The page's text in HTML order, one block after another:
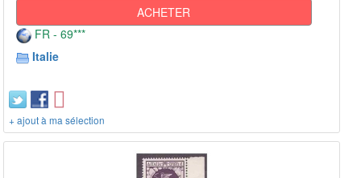
ACHETER
FR - 69***
Italie
+ ajout à ma sélection